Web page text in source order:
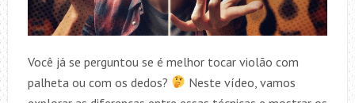
Você já se perguntou se é melhor tocar violão com
palheta ou com os dedos?
Neste vídeo, vamos